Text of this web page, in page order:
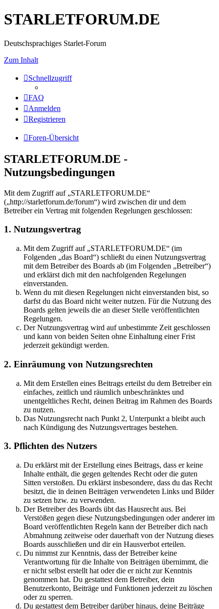
STARLETFORUM.DE
Deutschsprachiges Starlet-Forum
Zum Inhalt
Schnellzugriff
FAQ
Anmelden
Registrieren
Foren-Übersicht
STARLETFORUM.DE -
Nutzungsbedingungen
Mit dem Zugriff auf „STARLETFORUM.DE“
(„http://starletforum.de/forum“) wird zwischen dir und dem
Betreiber ein Vertrag mit folgenden Regelungen geschlossen:
1. Nutzungsvertrag
Mit dem Zugriff auf „STARLETFORUM.DE“ (im
Folgenden „das Board“) schließt du einen Nutzungsvertrag
mit dem Betreiber des Boards ab (im Folgenden „Betreiber“)
und erklärst dich mit den nachfolgenden Regelungen
einverstanden.
Wenn du mit diesen Regelungen nicht einverstanden bist, so
darfst du das Board nicht weiter nutzen. Für die Nutzung des
Boards gelten jeweils die an dieser Stelle veröffentlichten
Regelungen.
Der Nutzungsvertrag wird auf unbestimmte Zeit geschlossen
und kann von beiden Seiten ohne Einhaltung einer Frist
jederzeit gekündigt werden.
2. Einräumung von Nutzungsrechten
Mit dem Erstellen eines Beitrags erteilst du dem Betreiber ein
einfaches, zeitlich und räumlich unbeschränktes und
unentgeltliches Recht, deinen Beitrag im Rahmen des Boards
zu nutzen.
Das Nutzungsrecht nach Punkt 2, Unterpunkt a bleibt auch
nach Kündigung des Nutzungsvertrages bestehen.
3. Pflichten des Nutzers
Du erklärst mit der Erstellung eines Beitrags, dass er keine
Inhalte enthält, die gegen geltendes Recht oder die guten
Sitten verstoßen. Du erklärst insbesondere, dass du das Recht
besitzt, die in deinen Beiträgen verwendeten Links und Bilder
zu setzen bzw. zu verwenden.
Der Betreiber des Boards übt das Hausrecht aus. Bei
Verstößen gegen diese Nutzungsbedingungen oder anderer im
Board veröffentlichten Regeln kann der Betreiber dich nach
Abmahnung zeitweise oder dauerhaft von der Nutzung dieses
Boards ausschließen und dir ein Hausverbot erteilen.
Du nimmst zur Kenntnis, dass der Betreiber keine
Verantwortung für die Inhalte von Beiträgen übernimmt, die
er nicht selbst erstellt hat oder die er nicht zur Kenntnis
genommen hat. Du gestattest dem Betreiber, dein
Benutzerkonto, Beiträge und Funktionen jederzeit zu löschen
oder zu sperren.
Du gestattest dem Betreiber darüber hinaus, deine Beiträge